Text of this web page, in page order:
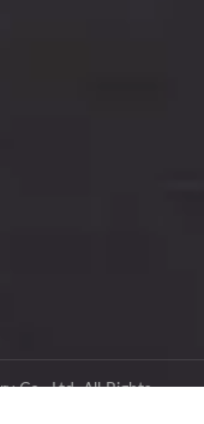
Co., Ltd.All Rights